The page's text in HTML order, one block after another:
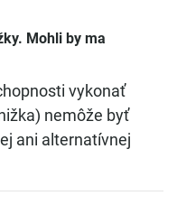
Mohli by ma
vykonať
nemôže byť
ani alternatívnej